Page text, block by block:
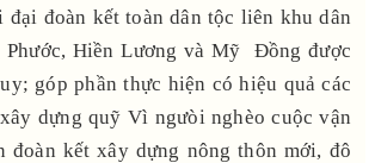
đại đoàn kết toàn dân tộc liên khu dân
Phước, Hiền Lương và Mỹ Đồng được
góp phần thực hiện có hiệu quả các
dựng quỹ Vì ngưòi nghèo cuộc vận
đoàn kết xây dựng nông thôn mới, đô